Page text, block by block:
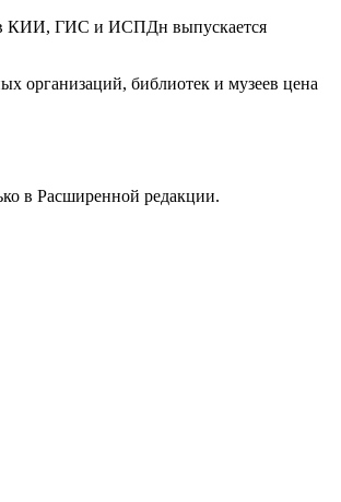
КИИ, ГИС и ИСПДн выпускается
организаций, библиотек и музеев цена
в Расширенной редакции.